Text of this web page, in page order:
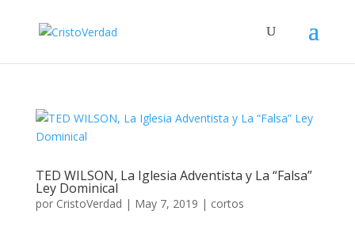
TED WILSON, La Iglesia Adventista y La “Falsa”
Ley Dominical
por CristoVerdad | May 7, 2019 | cortos